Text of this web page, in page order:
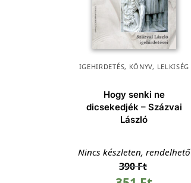
IGEHIRDETÉS, KÖNYV, LELKISÉG
Hogy senki ne
dicsekedjék – Százvai
László
Nincs készleten, rendelhető
390Ft